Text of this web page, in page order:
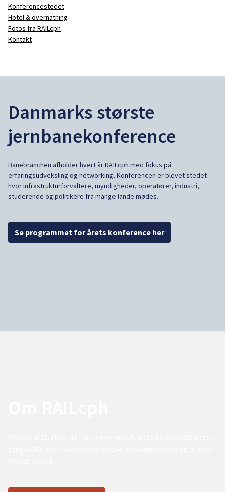
Konferencestedet
Hotel & overnatning
Fotos fra RAILcph
Kontakt
Danmarks største
jernbanekonference
Banebranchen afholder hvert år RAILcph med fokus på
erfaringsudveksling og networking. Konferencen er blevet stedet
hvor infrastrukturforvaltere, myndigheder, operatører, industri,
studerende og politikere fra mange lande mødes.
Se programmet for årets konference her